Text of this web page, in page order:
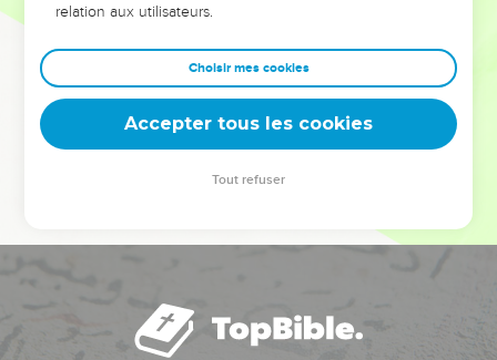
Dans cette conférence, leaders, entrepreneurs, et responsables
clés pour avancer avec plus de sagesse afin que leurs erreurs
deviennent vos tremplins. Que vous guidiez un ministère, une
équipe, un groupe ou une famille, leur expérience est faite
relation aux utilisateurs.
Choisir mes cookies
Accepter tous les cookies
Tout refuser